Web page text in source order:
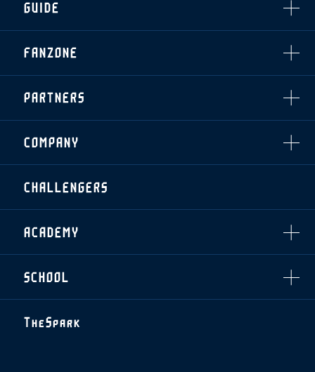
・前売・当日チケット
・発売日
・優待チケット
シーズンシート
・シーズンシート
・法人シーズンシート
GUIDE
スタジアムアクセス
スタジアムルール
クラブプロパティ
ホームイベント情報
運営サポートスタッフ募集
FANZONE
ファンクラブ
グッズ
ザスパタイムズ
クラブアンバサダー
PARTNERS
アシストパートナー
ザスパ応援店紹介
ホームタウン活動
ふるさと納税
COMPANY
拠点一覧
フィロソフィー
クラブについて（エンブレム・ロゴ等）
CHALLENGERS
ACADEMY
U-18
U-15
U-12
スタッフ
SCHOOL
スタッフ
TheSpark